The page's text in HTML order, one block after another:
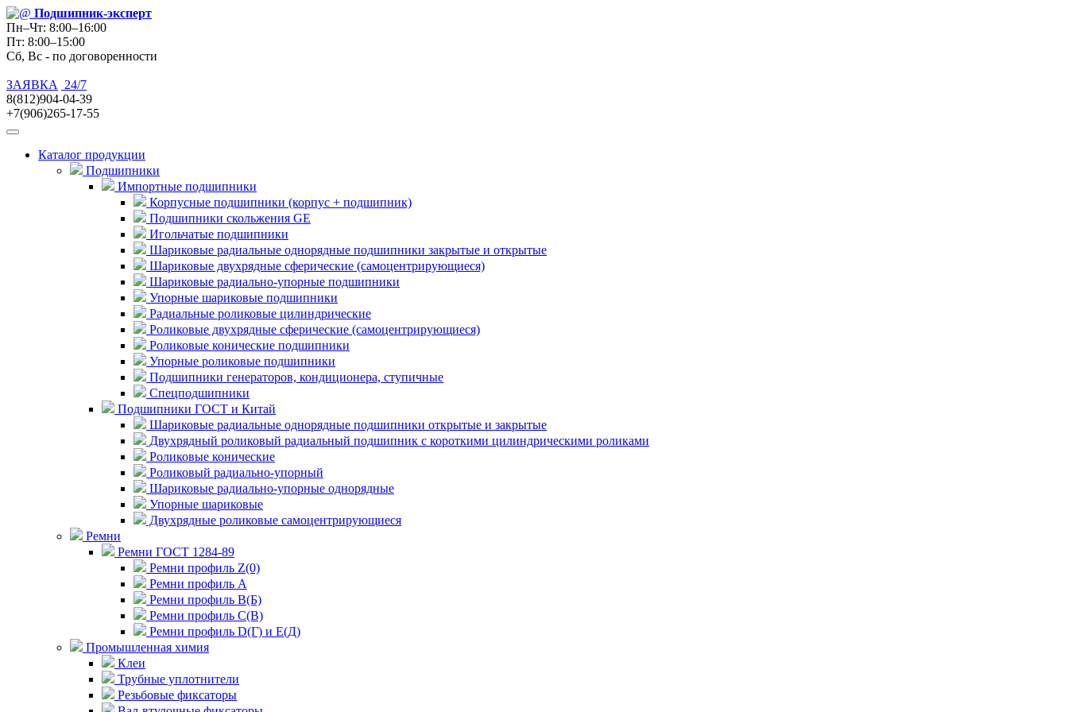
Подшипник-эксперт
Пн–Чт: 8:00–16:00
Пт: 8:00–15:00
Сб, Вс - по договоренности
ЗАЯВКА
24/7
8(812)904-04-39
+7(906)265-17-55
Каталог продукции
Подшипники
Импортные подшипники
Корпусные подшипники (корпус + подшипник)
Подшипники скольжения GE
Игольчатые подшипники
Шариковые радиальные однорядные подшипники закрытые и открытые
Шариковые двухрядные сферические (самоцентрирующиеся)
Шариковые радиально-упорные подшипники
Упорные шариковые подшипники
Радиальные роликовые цилиндрические
Роликовые двухрядные сферические (самоцентрирующиеся)
Роликовые конические подшипники
Упорные роликовые подшипники
Подшипники генераторов, кондиционера, ступичные
Спецподшипники
Подшипники ГОСТ и Китай
Шариковые радиальные однорядные подшипники открытые и закрытые
Двухрядный роликовый радиальный подшипник с короткими цилиндрическими роликами
Роликовые конические
Роликовый радиально-упорный
Шариковые радиально-упорные однорядные
Упорные шариковые
Двухрядные роликовые самоцентрирующиеся
Ремни
Ремни ГОСТ 1284-89
Ремни профиль Z(0)
Ремни профиль А
Ремни профиль В(Б)
Ремни профиль С(В)
Ремни профиль D(Г) и E(Д)
Промышленная химия
Клеи
Трубные уплотнители
Резьбовые фиксаторы